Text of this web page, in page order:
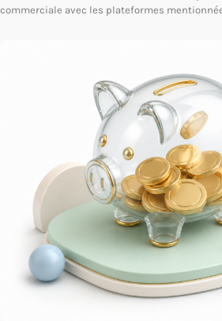
commerciale avec les plateformes